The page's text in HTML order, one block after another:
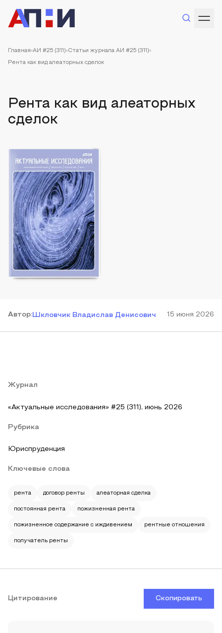
Главная АИ #25 (311) Статьи журнала АИ #25 (311)
Рента как вид алеаторных сделок
Рента как вид алеаторных
сделок
Автор:Шкловчик Владислав Денисович 15 июня 2026
Журнал
«Актуальные исследования» #25 (311), июнь 2026
Рубрика
Юриспруденция
Ключевые слова
рента договор ренты алеаторная сделка
постоянная рента пожизненная рента
пожизненное содержание с иждивением рентные отношения
получатель ренты
Цитирование Скопировать